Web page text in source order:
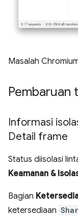
Masalah
Pembaruan
Informasi
Detail frame
Status diisolasi
Keamanan &
Bagian
ketersediaan